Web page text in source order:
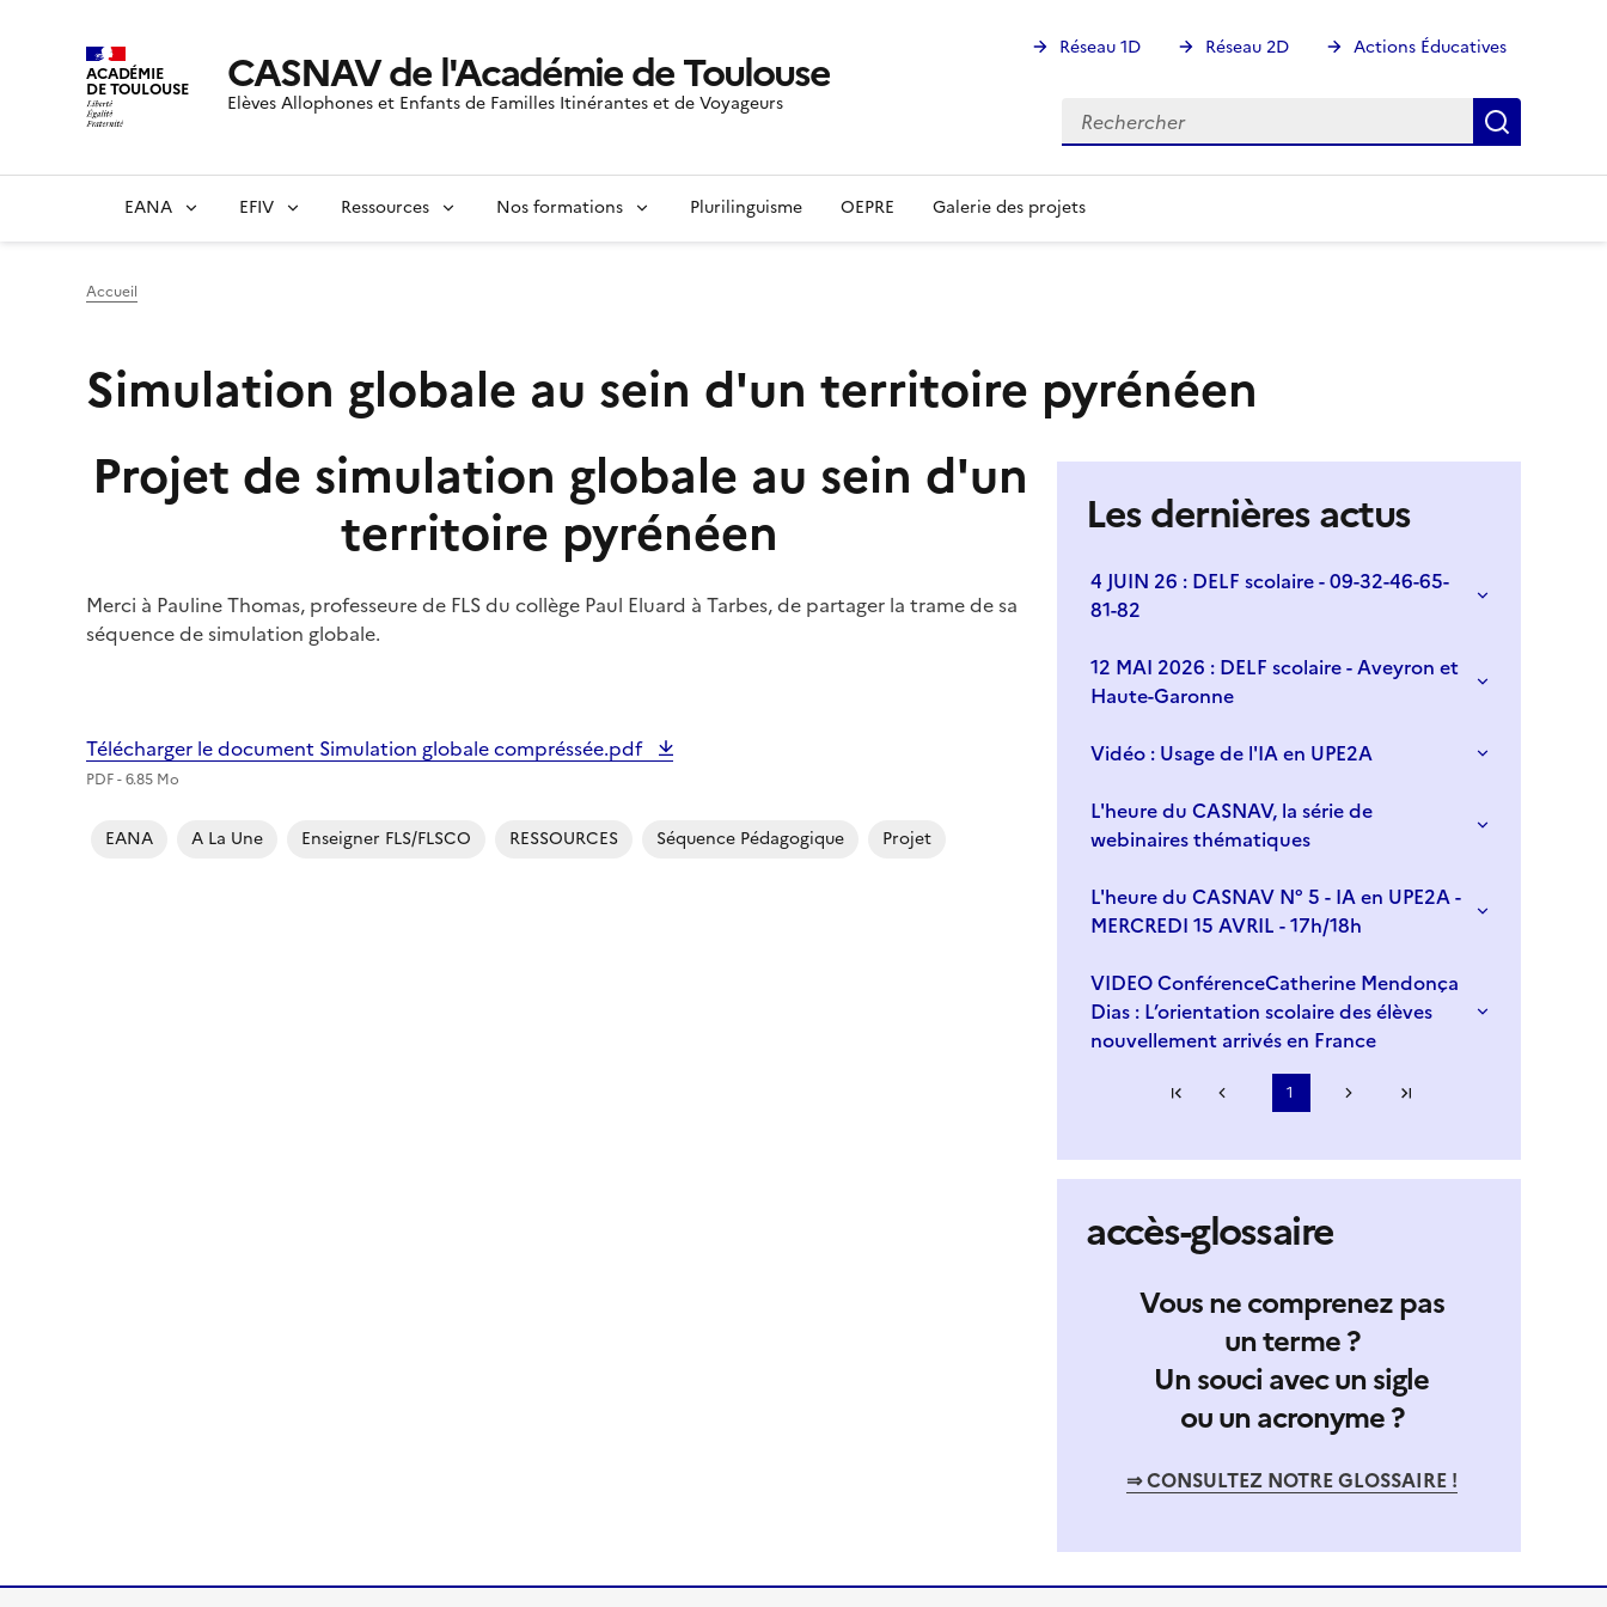
ACADÉMIE
DE TOULOUSE CASNAV de l'Académie de Toulouse
Elèves Allophones et Enfants de Familles Itinérantes et de Voyageurs
Réseau 1D Réseau 2D Actions Éducatives
Rechercher
Rechercher
EANA EFIV Ressources Nos formations Plurilinguisme OEPRE Galerie des projets
Accueil
Simulation globale au sein d'un territoire pyrénéen
Projet de simulation globale au sein d'un
territoire pyrénéen
Merci à Pauline Thomas, professeure de FLS du collège Paul Eluard à Tarbes, de partager la trame de sa
séquence de simulation globale.
Télécharger le document Simulation globale compréssée.pdf
PDF - 6.85 Mo
EANA A La Une Enseigner FLS/FLSCO RESSOURCES Séquence Pédagogique Projet
Les dernières actus
4 JUIN 26 : DELF scolaire - 09-32-46-65-
81-82
12 MAI 2026 : DELF scolaire - Aveyron et
Haute-Garonne
Vidéo : Usage de l'IA en UPE2A
L'heure du CASNAV, la série de
webinaires thématiques
L'heure du CASNAV N° 5 - IA en UPE2A -
MERCREDI 15 AVRIL - 17h/18h
VIDEO ConférenceCatherine Mendonça
Dias : L’orientation scolaire des élèves
nouvellement arrivés en France
Première page1
Page suivanteDernière page
S'abonner à Accordéon
accès-glossaire
Vous ne comprenez pas
un terme ?
Un souci avec un sigle
ou un acronyme ?
⇒ CONSULTEZ NOTRE GLOSSAIRE !